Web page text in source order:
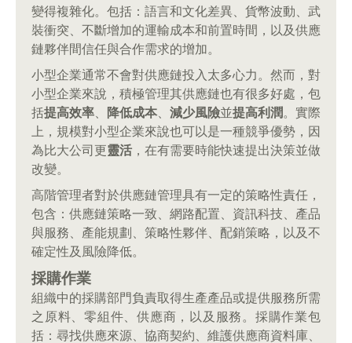
變得複雜化。包括：語言和文化差異、貨幣波動、武
裝衝突、不斷增加的運輸成本和前置時間，以及供應
鏈夥伴間信任與合作需求的增加。
小型企業通常不會對供應鏈投入太多心力。然而，對
小型企業來說，積極管理其供應鏈也有很多好處，包
括提高效率 降低成本 減少風險並提高利潤。實際
上，規模對小型企業來說也可以是一種競爭優勢，因
為比大公司更靈活 ，在有需要時能快速提出決策並做
改變。
高階管理者對於供應鏈管理具有一定的策略性責任，
包含：供應鏈策略一致、網路配置、資訊科技、產品
與服務、產能規劃、策略性夥伴、配銷策略，以及不
確定性及風險降低。
採購作業
組織中的採購部門負責取得生產產品或提供服務所需
之原料、零組件、供應商，以及服務。採購作業包
括：尋找供應來源、協商契約、維護供應商資料庫、